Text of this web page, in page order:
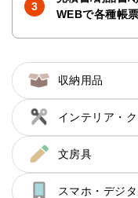
WEBで各種帳
収納用品
インテリア・
文房具
スマホ・デジ